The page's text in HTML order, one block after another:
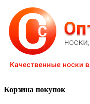
Корзина покупок